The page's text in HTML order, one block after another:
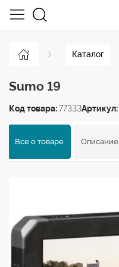
Каталог
Sumo 19
Код товара:77333Артикул:
Все о товаре Описание